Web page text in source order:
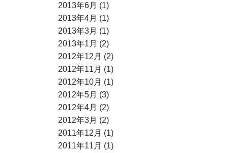
2013年6月 (1)
2013年4月 (1)
2013年3月 (1)
2013年1月 (2)
2012年12月 (2)
2012年11月 (1)
2012年10月 (1)
2012年5月 (3)
2012年4月 (2)
2012年3月 (2)
2011年12月 (1)
2011年11月 (1)